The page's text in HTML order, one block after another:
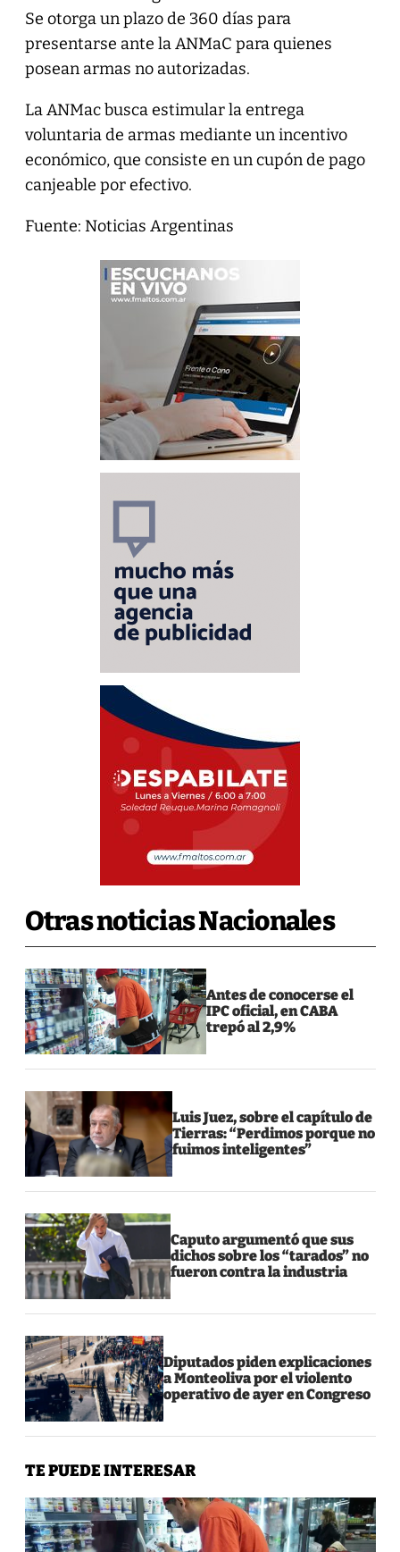
Se otorga un plazo de 360 días para
presentarse ante la ANMaC para quienes
posean armas no autorizadas.
La ANMac busca estimular la entrega
voluntaria de armas mediante un incentivo
económico, que consiste en un cupón de pago
canjeable por efectivo.
Fuente: Noticias Argentinas
Otras noticias Nacionales
Antes de conocerse el
IPC oficial, en CABA
trepó al 2,9%
Luis Juez, sobre el capítulo de
Tierras: “Perdimos porque no
fuimos inteligentes”
Caputo argumentó que sus
dichos sobre los “tarados” no
fueron contra la industria
Diputados piden explicaciones
a Monteoliva por el violento
operativo de ayer en Congreso
TE PUEDE INTERESAR